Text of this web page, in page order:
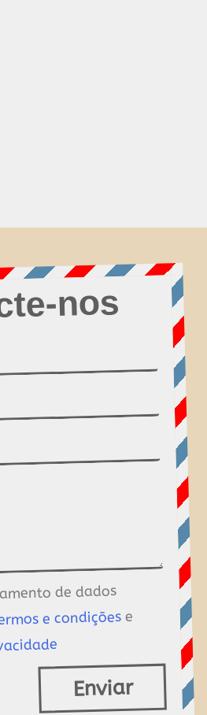
nos
de dados
e condiçõese
Enviar